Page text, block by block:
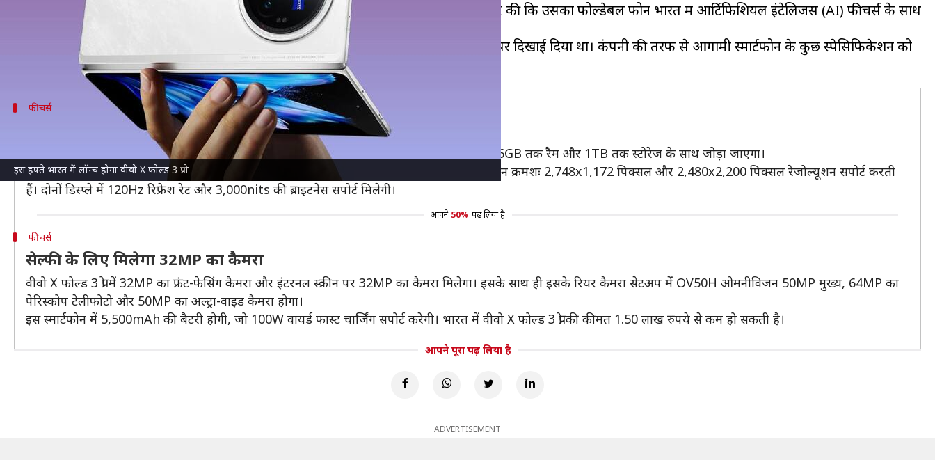
इस हफ्ते भारत में लॉन्च होगा वीवो X फोल्ड 3 प्रो
भारतीय बाजार में अपने वीवो X फोल्ड 3 प्रो स्मार्टफोनको 6 जून को लॉन्च करेगी। वीवो ने पुष्टि की कि उसका फोल्डेबल फोन भारत में आर्टिफिशियल इंटेलिजेंस (AI) फीचर्स के साथ
लॉन्च किया जाएगा।
डिवाइस हाल ही में ब्यूरो ऑफ इंडियन स्टैंडर्ड्स (BIS) सर्टिफिकेशन वेबसाइट और गीकबेंच डेटाबेस पर दिखाई दिया था। कंपनी की तरफ से आगामी स्मार्टफोन के कुछ स्पेसिफिकेशन को
फीचर्स
हैंडसेट में होगी 8.03 इंच की डिस्प्ले
वीवो X फोल्ड 3 प्रो बेहतर प्रदर्शन के लिए यहक्वालकॉम के स्नैपड्रैगन 8 जेन 3 चिपसेट से लैस होगा, जिसे 16GB तक रैम और 1TB तक स्टोरेज के साथ जोड़ा जाएगा।
इसमें 8.03 इंच की फोल्डेबल OLED पैनल और 6.53 इंच की OLED कवर डिस्प्ले मिलती है। ये दोनों स्क्रीन क्रमशः 2,748x1,172 पिक्सल और 2,480x2,200 पिक्सल रेजोल्यूशन सपोर्ट करती
हैं। दोनों डिस्प्ले में 120Hz रिफ्रेश रेट और 3,000nits की ब्राइटनेस सपोर्ट मिलेगी।
आपने 50% पढ़ लिया है
फीचर्स
सेल्फी के लिए मिलेगा 32MP का कैमरा
वीवो X फोल्ड 3 प्रो में 32MP का फ्रंट-फेसिंग कैमरा और इंटरनल स्क्रीन पर 32MP का कैमरा मिलेगा। इसके साथ ही इसके रियर कैमरा सेटअप में OV50H ओमनीविजन 50MP मुख्य, 64MP का
पेरिस्कोप टेलीफोटो और 50MP का अल्ट्रा-वाइड कैमरा होगा।
इस स्मार्टफोन में 5,500mAh की बैटरी होगी, जो 100W वायर्ड फास्ट चार्जिंग सपोर्ट करेगी। भारत में वीवो X फोल्ड 3 प्रो की कीमत 1.50 लाख रुपये से कम हो सकती है।
आपने पूरा पढ़ लिया है
ADVERTISEMENT